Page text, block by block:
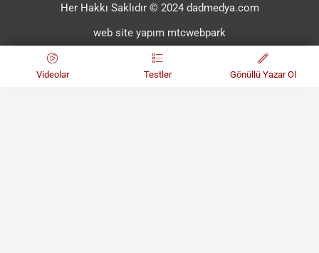
Her Hakkı Saklıdır © 2024 dadmedya.com
web site yapım mtcwebpark
Videolar Testler Gönüllü Yazar Ol